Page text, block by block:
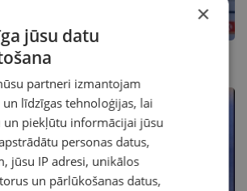
Arābijā
×
jūsu datu
partneri izmantojam
un līdzīgas tehnoloģijas, lai
un piekļūtu informācijai jūsu
personas datus,
jūsu IP adresi, unikālos
un pārlūkošanas datus,